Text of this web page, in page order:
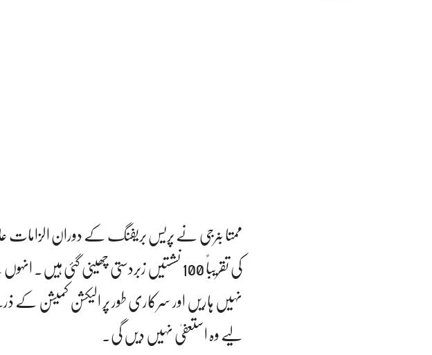
ممتا بنرجی نے پریس بریفنگ کے دوران الزامات
کی تقریباً 100 نشستیں زبردستی چھینی گئی
نہیں ہاریں اور سرکاری طور پر الیکشن کمیشن
لیے وہ استعفیٰ نہیں دیں گی۔